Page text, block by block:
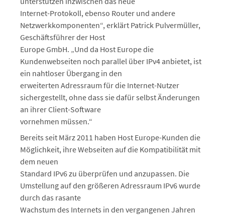
Internet-Protokoll, ebenso Router und andere
Netzwerkkomponenten“, erklärt Patrick Pulvermüller,
Geschäftsführer der Host
Europe GmbH. „Und da Host Europe die
Kundenwebseiten noch parallel über IPv4 anbietet, ist
ein nahtloser Übergang in den
erweiterten Adressraum für die Internet-Nutzer
sichergestellt, ohne dass sie dafür selbst Änderungen
an ihrer Client-Software
vornehmen müssen.“
Bereits seit März 2011 haben Host Europe-Kunden die
Möglichkeit, ihre Webseiten auf die Kompatibilität mit
dem neuen
Standard IPv6 zu überprüfen und anzupassen. Die
Umstellung auf den größeren Adressraum IPv6 wurde
durch das rasante
Wachstum des Internets in den vergangenen Jahren